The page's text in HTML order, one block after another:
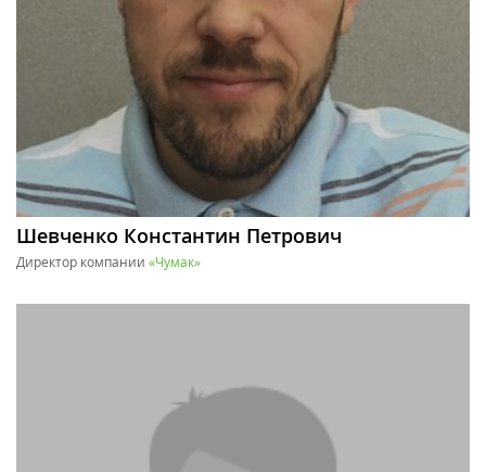
Шевченко Константин Петрович
Директор компании «Чумак»